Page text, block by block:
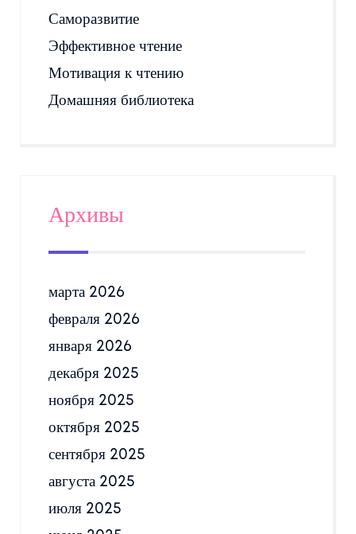
Саморазвитие
Эффективное чтение
Мотивация к чтению
Домашняя библиотека
Архивы
марта 2026
февраля 2026
января 2026
декабря 2025
ноября 2025
октября 2025
сентября 2025
августа 2025
июля 2025